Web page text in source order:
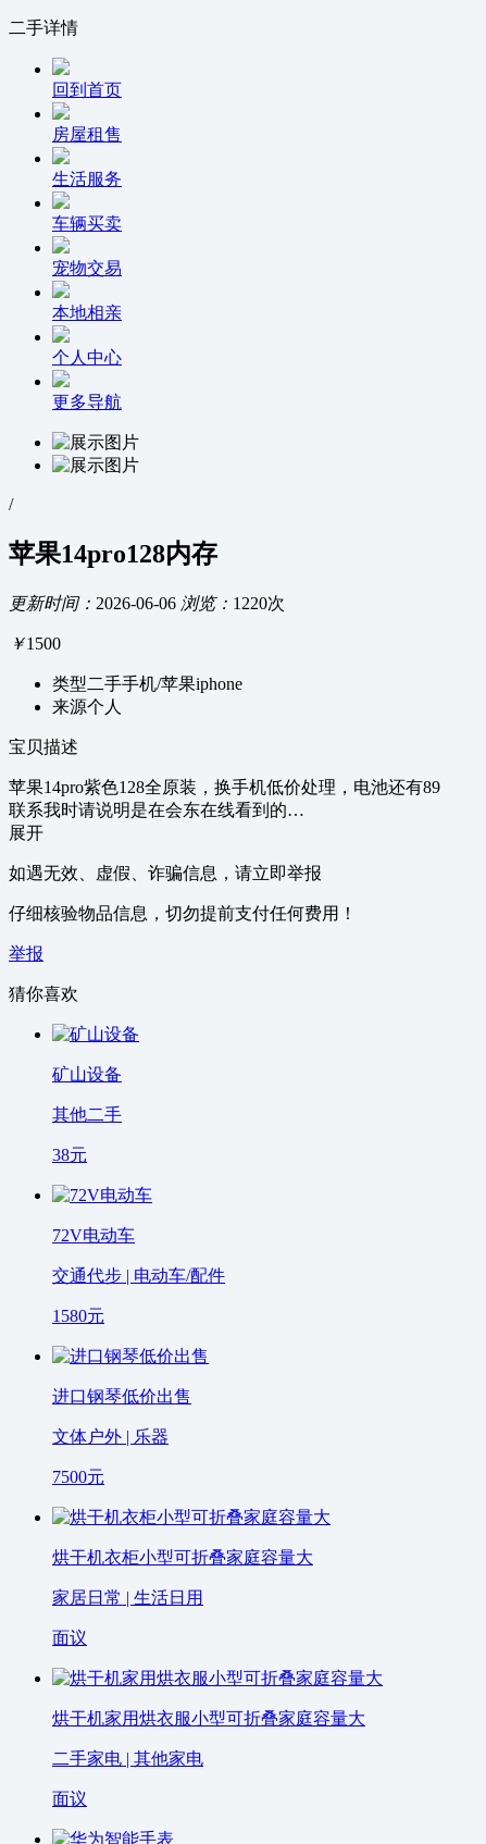
二手详情
回到首页
房屋租售
生活服务
车辆买卖
宠物交易
本地相亲
个人中心
更多导航
/
苹果14pro128内存
更新时间： 2026-06-06 浏览： 1220次
￥1500
类型二手手机/苹果iphone
来源个人
宝贝描述
苹果14pro紫色128全原装，换手机低价处理，电池还有89
联系我时请说明是在会东在线看到的…
展开
如遇无效、虚假、诈骗信息，请立即举报
仔细核验物品信息，切勿提前支付任何费用！
举报
猜你喜欢
矿山设备
其他二手
38元
72V电动车
交通代步 | 电动车/配件
1580元
进口钢琴低价出售
文体户外 | 乐器
7500元
烘干机衣柜小型可折叠家庭容量大
家居日常 | 生活日用
面议
烘干机家用烘衣服小型可折叠家庭容量大
二手家电 | 其他家电
面议